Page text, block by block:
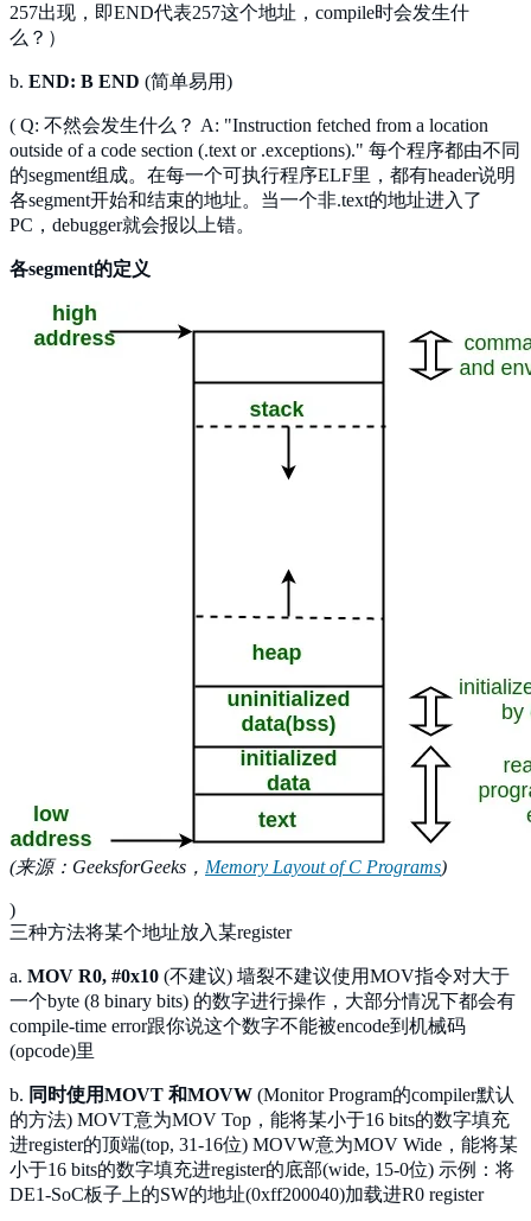
257出现，即END代表257这个地址，compile时会发生什
么？）
b. END: B END (简单易用)
( Q: 不然会发生什么？ A: "Instruction fetched from a location
outside of a code section (.text or .exceptions)." 每个程序都由不同
的segment组成。在每一个可执行程序ELF里，都有header说明
各segment开始和结束的地址。当一个非.text的地址进入了
PC，debugger就会报以上错。
各segment的定义
(来源：GeeksforGeeks， Memory Layout of C Programs)
)
三种方法将某个地址放入某register
a. MOV R0, #0x10 (不建议) 墙裂不建议使用MOV指令对大于
一个byte (8 binary bits) 的数字进行操作，大部分情况下都会有
compile-time error跟你说这个数字不能被encode到机械码
(opcode)里
b. 同时使用MOVT 和MOVW (Monitor Program的compiler默认
的方法) MOVT意为MOV Top，能将某小于16 bits的数字填充
进register的顶端(top, 31-16位) MOVW意为MOV Wide，能将某
小于16 bits的数字填充进register的底部(wide, 15-0位) 示例：将
DE1-SoC板子上的SW的地址(0xff200040)加载进R0 register